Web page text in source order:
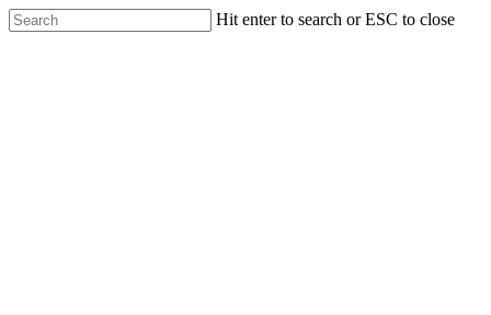
Skip
to
Hit enter to search or ESC to close